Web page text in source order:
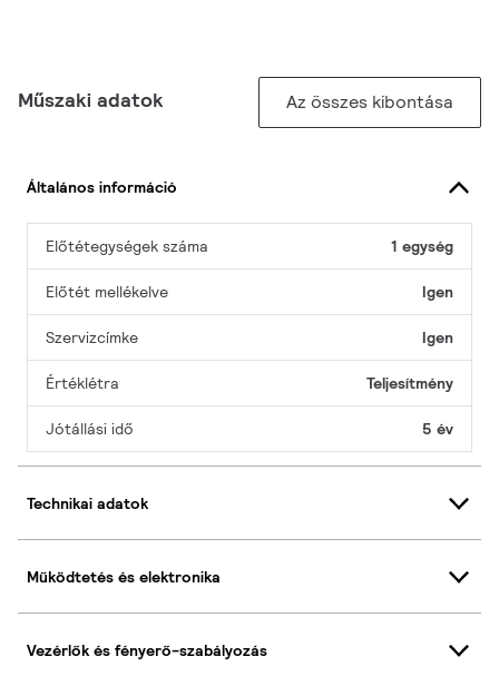
Műszaki adatok Az összes kibontása
Általános információ
Előtétegységek száma 1 egység
Előtét mellékelve Igen
Szervizcímke Igen
Értéklétra Teljesítmény
Jótállási idő 5 év
Technikai adatok
Működtetés és elektronika
Vezérlők és fényerő-szabályozás